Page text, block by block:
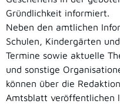
Gründlichkeit informiert.
Neben den amtlichen
Schulen, Kindergärten
Termine sowie aktuelle
und sonstige
können über die
Amtsblatt veröffentlichen